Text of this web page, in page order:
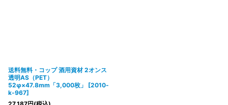
送料無料・コップ 酒用資材 2オンス
透明AS（PET）
52φ×47.8mm「3,000枚」
[2010-
k-967]